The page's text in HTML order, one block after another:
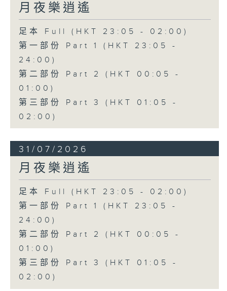
月夜樂逍遙
足本 Full (HKT 23:05 - 02:00)
第一部份 Part 1 (HKT 23:05 -
24:00)
第二部份 Part 2 (HKT 00:05 -
01:00)
第三部份 Part 3 (HKT 01:05 -
02:00)
31/07/2026
月夜樂逍遙
足本 Full (HKT 23:05 - 02:00)
第一部份 Part 1 (HKT 23:05 -
24:00)
第二部份 Part 2 (HKT 00:05 -
01:00)
第三部份 Part 3 (HKT 01:05 -
02:00)